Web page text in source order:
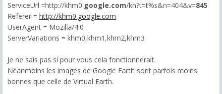
ServiceUrl =http://khm0.google.com/kh?t=t%s&n=404&v=845
Referer = http://khm0.google.com
UserAgent = Mozilla/4.0
ServerVariations = khm0,khm1,khm2,khm3
Je ne sais pas si pour vous cela fonctionnerait.
Néanmoins les images de Google Earth sont parfois moins
bonnes que celle de Virtual Earth.